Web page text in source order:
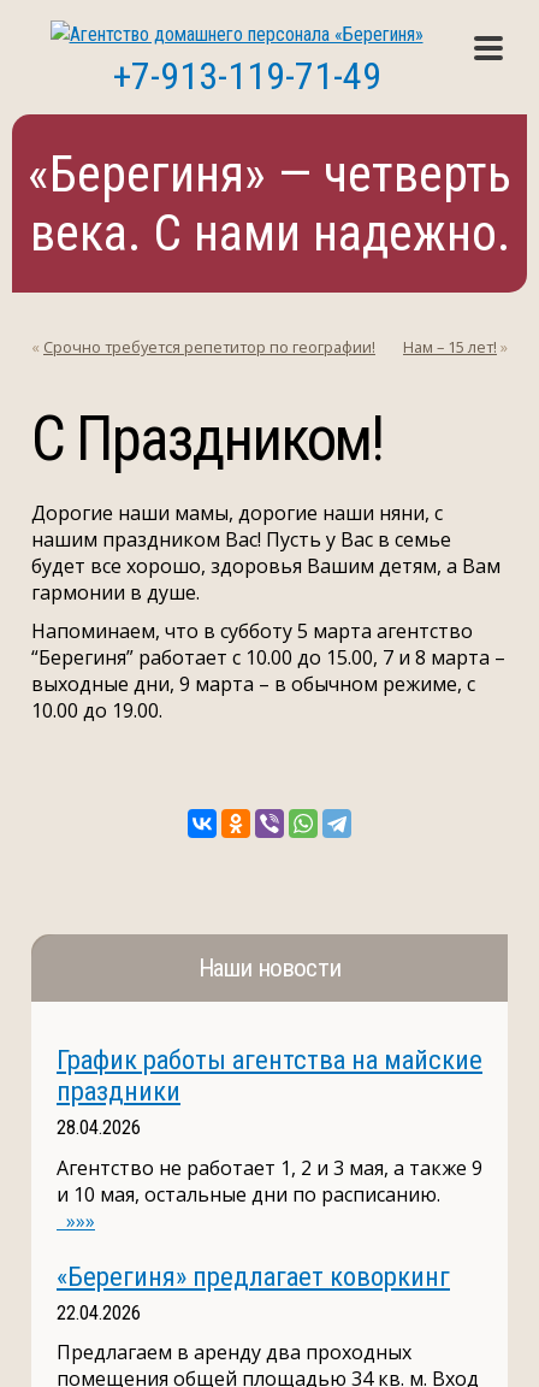
+7-913-119-71-49
«Берегиня» — четверть
века. С нами надежно.
« Срочно требуется репетитор по географии! Нам – 15 лет! »
С Праздником!
Дорогие наши мамы, дорогие наши няни, с
нашим праздником Вас! Пусть у Вас в семье
будет все хорошо, здоровья Вашим детям, а Вам
гармонии в душе.
Напоминаем, что в субботу 5 марта агентство
“Берегиня” работает с 10.00 до 15.00, 7 и 8 марта –
выходные дни, 9 марта – в обычном режиме, с
10.00 до 19.00.
Наши новости
График работы агентства на майские
праздники
28.04.2026
Агентство не работает 1, 2 и 3 мая, а также 9
и 10 мая, остальные дни по расписанию.
»»»
«Берегиня» предлагает коворкинг
22.04.2026
Предлагаем в аренду два проходных
помещения общей площадью 34 кв. м. Вход